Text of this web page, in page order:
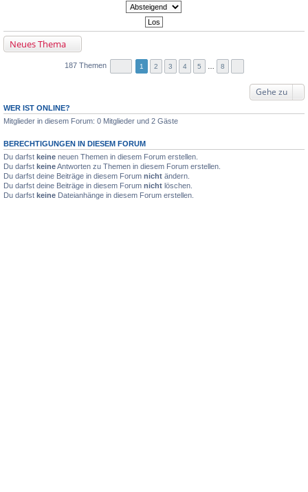
Neues Thema
187 Themen 1 2 3 4 5 8
Gehe zu
WER IST ONLINE?
Mitglieder in diesem Forum: 0 Mitglieder und 2 Gäste
BERECHTIGUNGEN IN DIESEM FORUM
Du darfst keine neuen Themen in diesem Forum erstellen.
Du darfst keineAntworten zu Themen in diesem Forum erstellen.
Du darfst deine Beiträge in diesem Forum nicht ändern.
Du darfst deine Beiträge in diesem Forum nicht löschen.
Du darfst keine Dateianhänge in diesem Forum erstellen.